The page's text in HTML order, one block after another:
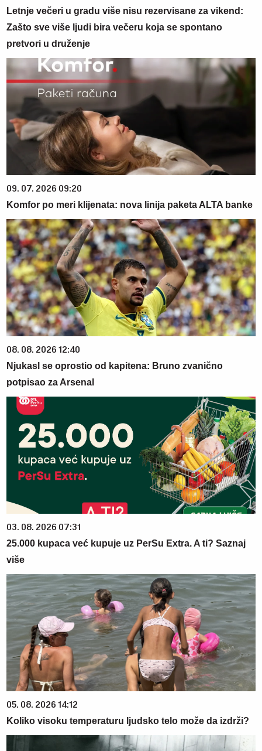
Letnje večeri u gradu više nisu rezervisane za vikend:
Zašto sve više ljudi bira večeru koja se spontano
pretvori u druženje
09. 07. 2026 09:20
Komfor po meri klijenata: nova linija paketa ALTA banke
08. 08. 2026 12:40
Njukasl se oprostio od kapitena: Bruno zvanično
potpisao za Arsenal
03. 08. 2026 07:31
25.000 kupaca već kupuje uz PerSu Extra. A ti? Saznaj
više
05. 08. 2026 14:12
Koliko visoku temperaturu ljudsko telo može da izdrži?